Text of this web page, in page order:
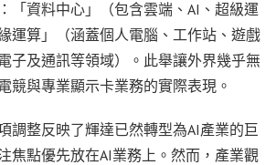
「資料中心」（包含雲端、AI、超級運
運算」（涵蓋個人電腦、工作站、遊戲
子及通訊等領域）。此舉讓外界幾乎無
競與專業顯示卡業務的實際表現。
調整反映了輝達已然轉型為AI產業的巨
焦點優先放在AI業務上。然而，產業觀